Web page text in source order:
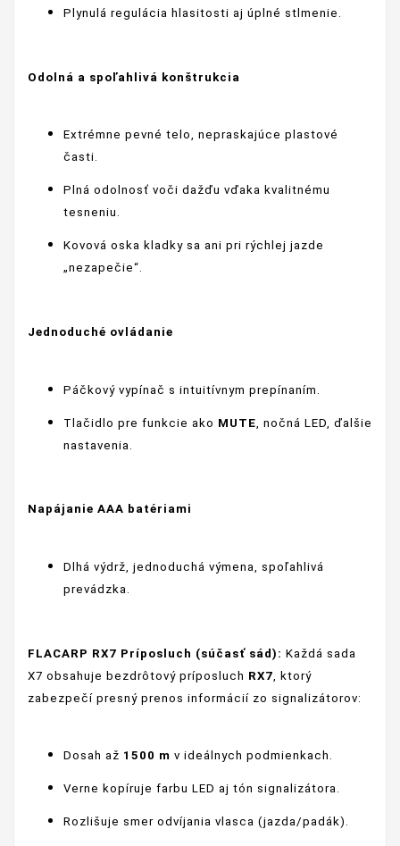
Plynulá regulácia hlasitosti aj úplné stlmenie.
Odolná a spoľahlivá konštrukcia
Extrémne pevné telo, nepraskajúce plastové
časti.
Plná odolnosť voči dažďu vďaka kvalitnému
tesneniu.
Kovová oska kladky sa ani pri rýchlej jazde
„nezapečie“.
Jednoduché ovládanie
Páčkový vypínač s intuitívnym prepínaním.
Tlačidlo pre funkcie ako MUTE , nočná LED, ďalšie
nastavenia.
Napájanie AAA batériami
Dlhá výdrž, jednoduchá výmena, spoľahlivá
prevádzka.
FLACARP RX7 Príposluch (súčasť sád): Každá sada
X7 obsahuje bezdrôtový príposluch RX7 , ktorý
zabezpečí presný prenos informácií zo signalizátorov:
Dosah až 1500 m v ideálnych podmienkach.
Verne kopíruje farbu LED aj tón signalizátora.
Rozlišuje smer odvíjania vlasca (jazda/padák).